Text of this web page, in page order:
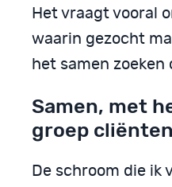
Het vraagt vooral
waarin gezocht
het samen
Samen, met
groep cliënten
De schroom die ik